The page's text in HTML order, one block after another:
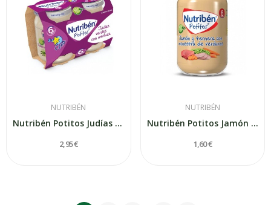
NUTRIBÉN
Nutribén Potitos Judías Verdes con Merluza...
2,95 €
NUTRIBÉN
Nutribén Potitos Jamón y Ternera con Menestra...
1,60 €